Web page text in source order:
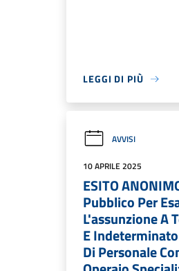
LEGGI DI PIÙ
AVVISI
10 APRILE 2025
ESITO
Pubblico Per
L'assunzione A
E
Di Personale